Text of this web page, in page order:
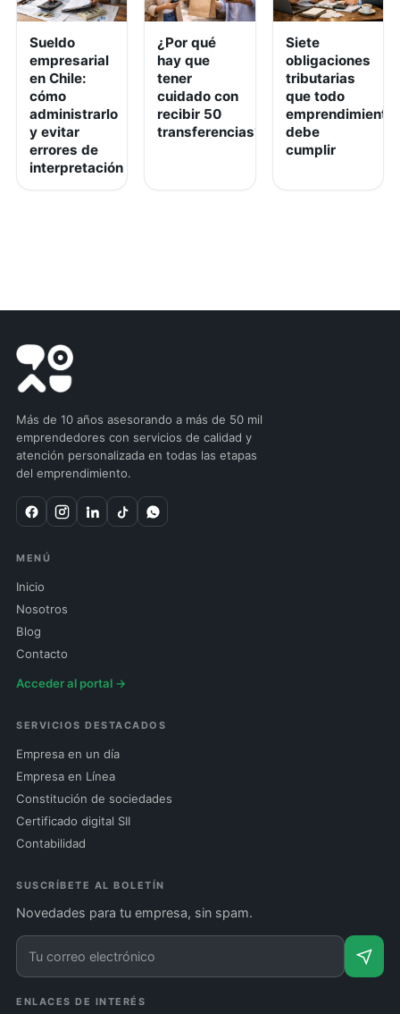
Sueldo
empresarial
en Chile:
cómo
administrarlo
y evitar
errores de
interpretación
¿Por qué
hay que
tener
cuidado con
recibir 50
transferencias?
Siete
obligaciones
tributarias
que todo
emprendimiento
debe
cumplir
Más de 10 años asesorando a más de 50 mil
emprendedores con servicios de calidad y
atención personalizada en todas las etapas
del emprendimiento.
MENÚ
Inicio
Nosotros
Blog
Contacto
Acceder al portal →
SERVICIOS DESTACADOS
Empresa en un día
Empresa en Línea
Constitución de sociedades
Certificado digital SII
Contabilidad
SUSCRÍBETE AL BOLETÍN
Novedades para tu empresa, sin spam.
ENLACES DE INTERÉS